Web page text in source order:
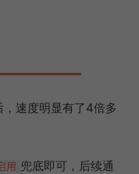
速度明显有了4倍多
用 兜底即可，后续通